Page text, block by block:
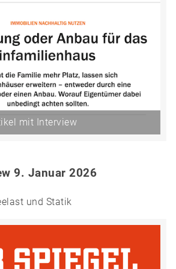
mit Interview
9. Januar 2026
und Statik